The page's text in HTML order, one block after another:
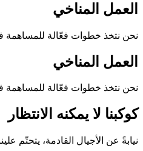
العمل المناخي
نحن نتخذ خطوات فعّالة للمساهمة
العمل المناخي
نحن نتخذ خطوات فعّالة للمساهمة
كوكبنا لا يمكنه الانتظار
نيابةً عن الأجيال القادمة، يتحتّم